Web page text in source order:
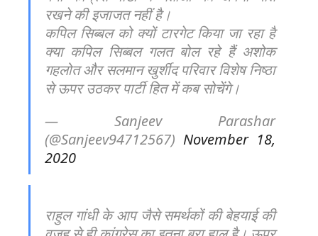
रखने की इजाजत नहीं है।
कपिल सिब्बल को क्यों टारगेट किया जा रहा है
क्या कपिल सिब्बल गलत बोल रहे हैं अशोक
गहलोत और सलमान खुर्शीद परिवार विशेष निष्ठा
से ऊपर उठकर पार्टी हित में कब सोचेंगे।
— Sanjeev Parashar
(@Sanjeev94712567) November 18,
2020
राहुल गांधी के आप जैसे समर्थकों की बेहयाई की